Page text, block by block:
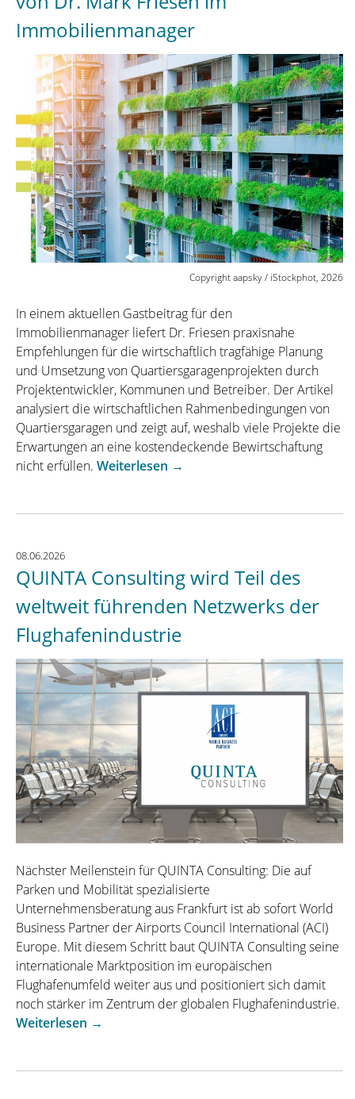
Immobilienmanager
Copyright aapsky / iStockphot, 2026
In einem aktuellen Gastbeitrag für den
Immobilienmanager liefert Dr. Friesen praxisnahe
Empfehlungen für die wirtschaftlich tragfähige Planung
und Umsetzung von Quartiersgaragenprojekten durch
Projektentwickler, Kommunen und Betreiber. Der Artikel
analysiert die wirtschaftlichen Rahmenbedingungen von
Quartiersgaragen und zeigt auf, weshalb viele Projekte die
Erwartungen an eine kostendeckende Bewirtschaftung
nicht erfüllen. Weiterlesen „Quartiersgaragen
Gastbeitrag
Dr.
Mark
Friesen
im
Immobilienmanager“
→
08.06.2026
QUINTA Consulting wird Teil des
weltweit führenden Netzwerks der
Flughafenindustrie
Nächster Meilenstein für QUINTA Consulting: Die auf
Parken und Mobilität spezialisierte
Unternehmensberatung aus Frankfurt ist ab sofort World
Business Partner der Airports Council International (ACI)
Europe. Mit diesem Schritt baut QUINTA Consulting seine
internationale Marktposition im europäischen
Flughafenumfeld weiter aus und positioniert sich damit
noch stärker im Zentrum der globalen Flughafenindustrie.
Weiterlesen „QUINTA
→